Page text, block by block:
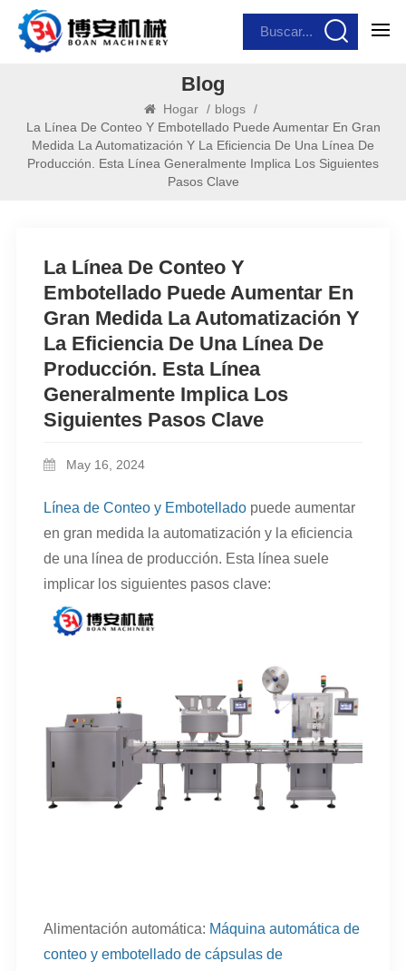
Blog
Hogar / blogs /
La Línea De Conteo Y Embotellado Puede Aumentar En Gran
Medida La Automatización Y La Eficiencia De Una Línea De
Producción. Esta Línea Generalmente Implica Los Siguientes
Pasos Clave
La Línea De Conteo Y
Embotellado Puede Aumentar En
Gran Medida La Automatización Y
La Eficiencia De Una Línea De
Producción. Esta Línea
Generalmente Implica Los
Siguientes Pasos Clave
May 16, 2024
Línea de Conteo y Embotelladopuede aumentar
en gran medida la automatización y la eficiencia
de una línea de producción. Esta línea suele
implicar los siguientes pasos clave:
Alimentación automática: Máquina automática de
conteo y embotellado de cápsulas de